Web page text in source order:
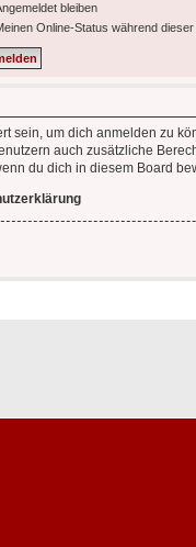
bleiben
Online-Status während
sein, um dich anmelden zu
auch zusätzliche
du dich in diesem Board